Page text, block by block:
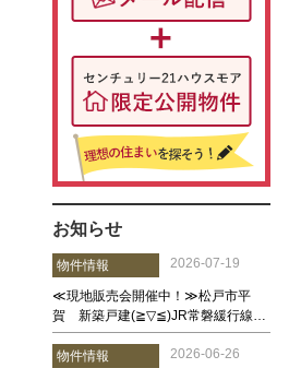
お知らせ